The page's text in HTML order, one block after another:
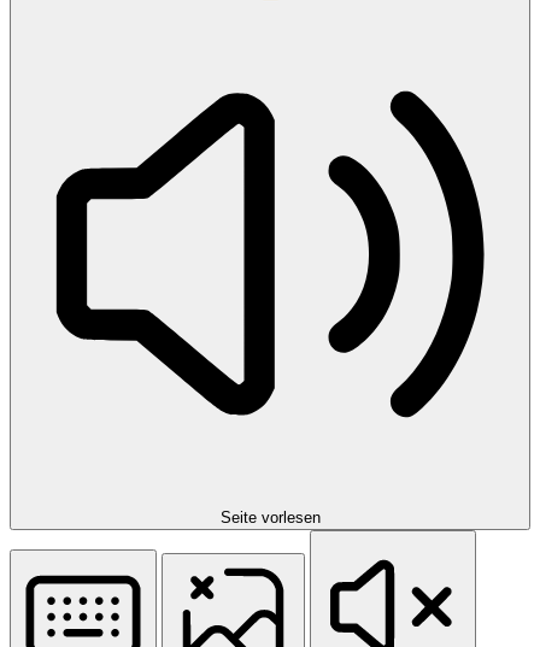
Seite vorlesen